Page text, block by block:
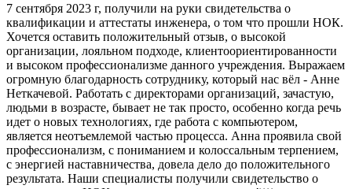
7 сентября 2023 г, получили на руки свидетельства о
квалификации и аттестаты инженера, о том что прошли НОК.
Хочется оставить положительный отзыв, о высокой
организации, лояльном подходе, клиентоориентированности
и высоком профессионализме данного учреждения. Выражаем
огромную благодарность сотруднику, который нас вёл - Анне
Неткачевой. Работать с директорами организаций, зачастую,
людьми в возрасте, бывает не так просто, особенно когда речь
идет о новых технологиях, где работа с компьютером,
является неотъемлемой частью процесса. Анна проявила свой
профессионализм, с пониманием и колоссальным терпением,
с энергией наставничества, довела дело до положительного
результата. Наши специалисты получили свидетельство о